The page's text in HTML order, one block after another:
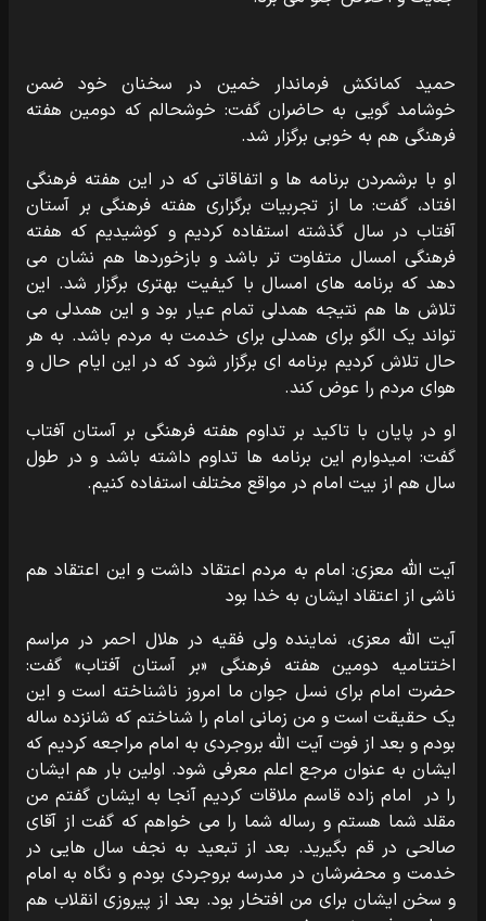
حمید کمانکش فرماندار خمین در سخنان خود ضمن
خوشامد گویی به حاضران گفت: خوشحالم که دومین هفته
فرهنگی هم به خوبی برگزار شد.
او با برشمردن برنامه ها و اتفاقاتی که در این هفته فرهنگی
افتاد، گفت: ما از تجربیات برگزاری هفته فرهنگی بر آستان
آفتاب در سال گذشته استفاده کردیم و کوشیدیم که هفته
فرهنگی امسال متفاوت تر باشد و بازخوردها هم نشان می
دهد که برنامه های امسال با کیفیت بهتری برگزار شد. این
تلاش ها هم نتیجه همدلی تمام عیار بود و این همدلی می
تواند یک الگو برای همدلی برای خدمت به مردم باشد. به هر
حال تلاش کردیم برنامه ای برگزار شود که در این ایام حال و
هوای مردم را عوض کند.
او در پایان با تاکید بر تداوم هفته فرهنگی بر آستان آفتاب
گفت: امیدوارم این برنامه ها تداوم داشته باشد و در طول
سال هم از بیت امام در مواقع مختلف استفاده کنیم.
آیت الله معزی: امام به مردم اعتقاد داشت و این اعتقاد هم
ناشی از اعتقاد ایشان به خدا بود
آیت الله معزی، نماینده ولی فقیه در هلال احمر در مراسم
اختتامیه دومین هفته فرهنگی «بر آستان آفتاب» گفت:
حضرت امام برای نسل جوان ما امروز ناشناخته است و این
یک حقیقت است و من زمانی امام را شناختم که شانزده ساله
بودم و بعد از فوت آیت الله بروجردی به امام مراجعه کردیم که
ایشان به عنوان مرجع اعلم معرفی شود. اولین بار هم ایشان
را در امام زاده قاسم ملاقات کردیم آنجا به ایشان گفتم من
مقلد شما هستم و رساله شما را می خواهم که گفت از آقای
صالحی در قم بگیرید. بعد از تبعید به نجف سال هایی در
خدمت و محضرشان در مدرسه بروجردی بودم و نگاه به امام
و سخن ایشان برای من افتخار بود. بعد از پیروزی انقلاب هم